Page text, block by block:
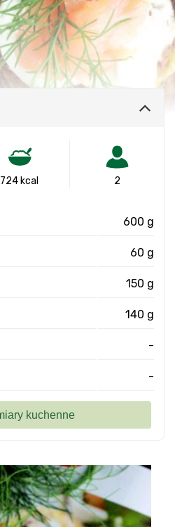
724 kcal 2
600 g
60 g
150 g
140 g
-
-